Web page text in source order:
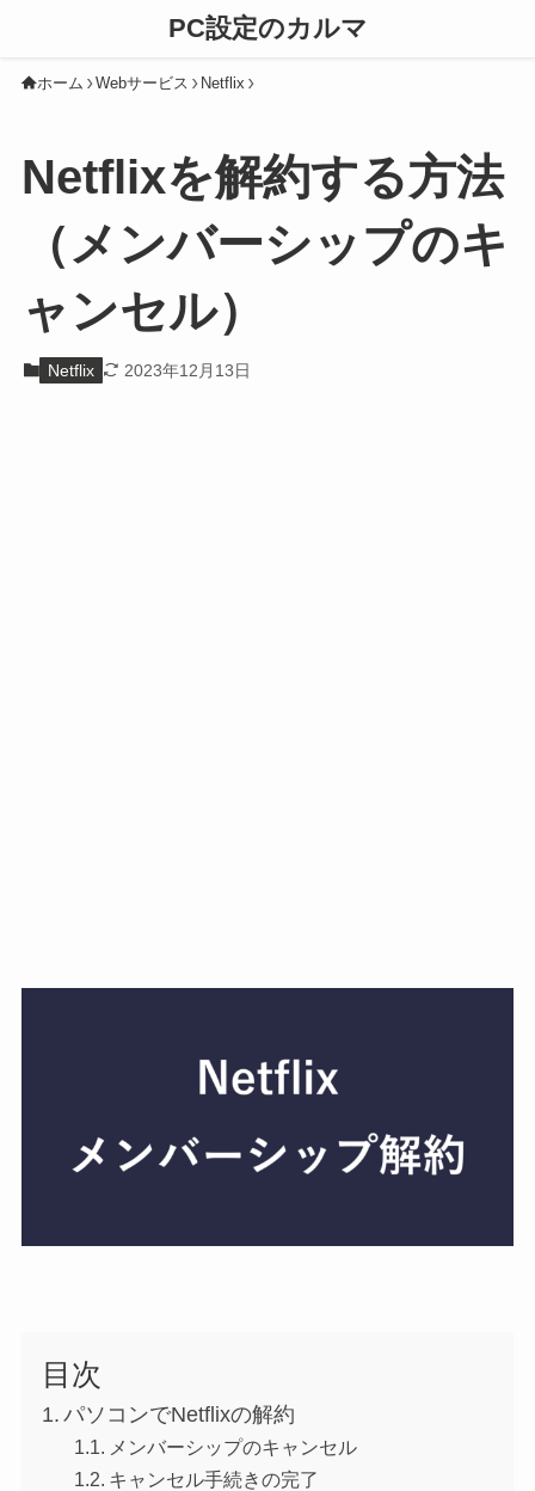
PC設定のカルマ
ホーム Webサービス Netflix
Netflixを解約する方法
（メンバーシップのキ
ャンセル）
Netflix 2023年12月13日
目次
パソコンでNetflixの解約
メンバーシップのキャンセル
キャンセル手続きの完了